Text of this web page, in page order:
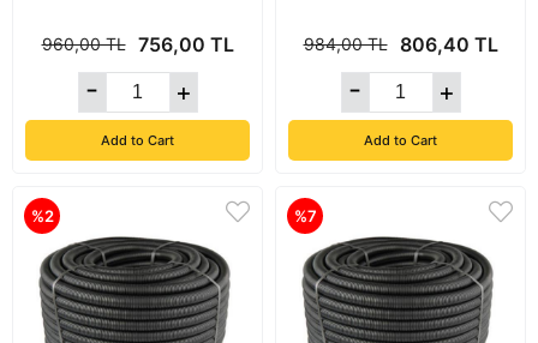
756,00 TL
960,00 TL
Add to Cart
806,40 TL
984,00 TL
Add to Cart
%2 %7